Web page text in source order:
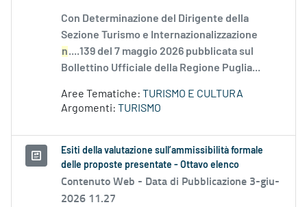
Con Determinazione del Dirigente della
Sezione Turismo e Internazionalizzazione
n....139 del 7 maggio 2026 pubblicata sul
Bollettino Ufficiale della Regione Puglia...
Aree Tematiche: TURISMO E CULTURA
Argomenti: TURISMO
Esiti della valutazione sull’ammissibilità formale
delle proposte presentate - Ottavo elenco
Contenuto Web - Data di Pubblicazione 3-giu-
2026 11.27